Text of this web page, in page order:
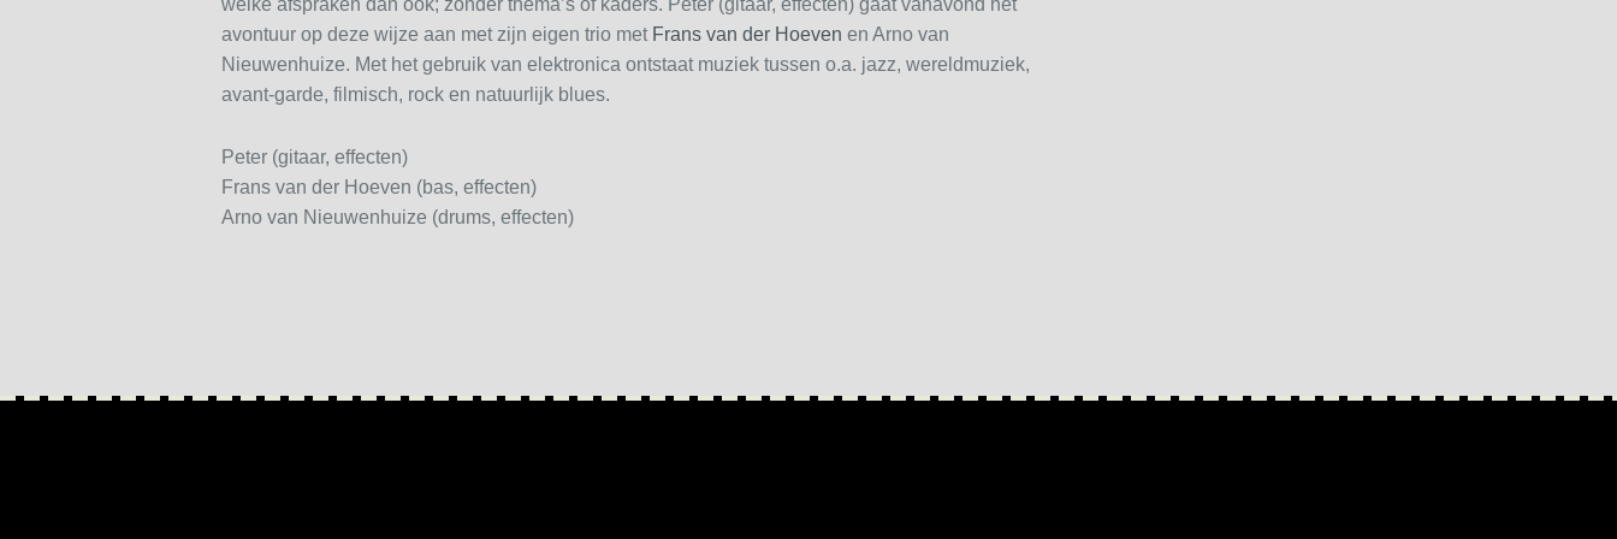
welke afspraken dan ook; zonder thema’s of kaders. Peter (gitaar, effecten) gaat vanavond het
avontuur op deze wijze aan met zijn eigen trio met Frans van der Hoeven en Arno van
Nieuwenhuize. Met het gebruik van elektronica ontstaat muziek tussen o.a. jazz, wereldmuziek,
avant-garde, filmisch, rock en natuurlijk blues.
Peter (gitaar, effecten)
Frans van der Hoeven (bas, effecten)
Arno van Nieuwenhuize (drums, effecten)